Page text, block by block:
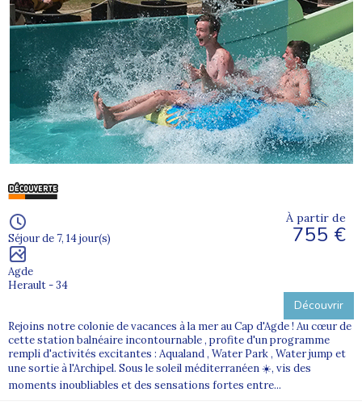
Séjour de 7, 14 jour(s)
Agde
Herault - 34
À partir de
755 €
Découvrir
Rejoins notre colonie de vacances à la mer au Cap d'Agde ! Au cœur de
cette station balnéaire incontournable , profite d'un programme
rempli d'activités excitantes : Aqualand , Water Park , Water jump et
une sortie à l'Archipel. Sous le soleil méditerranéen ☀️, vis des
moments inoubliables et des sensations fortes entre...